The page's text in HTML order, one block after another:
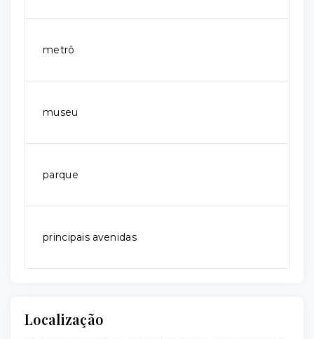
metrô
museu
parque
principais avenidas
Localização